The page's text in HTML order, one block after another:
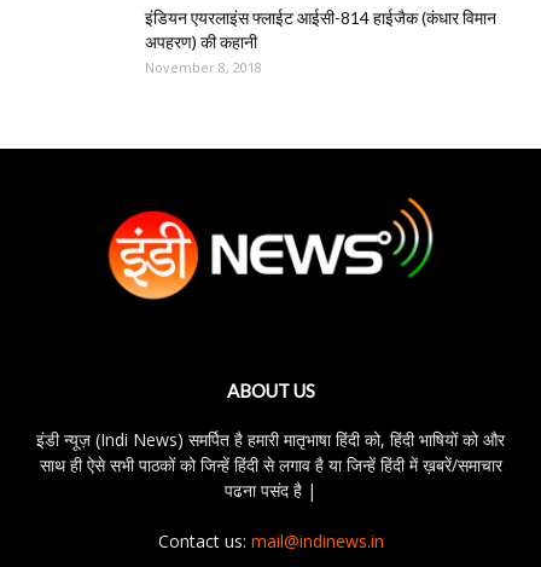
इंडियन एयरलाइंस फ्लाईट आईसी-814 हाईजैक (कंधार विमान
अपहरण) की कहानी
November 8, 2018
ABOUT US
इंडी न्यूज़ (Indi News) समर्पित है हमारी मातृभाषा हिंदी को, हिंदी भाषियों को और
साथ ही ऐसे सभी पाठकों को जिन्हें हिंदी से लगाव है या जिन्हें हिंदी में ख़बरें/समाचार
पढना पसंद है |
Contact us: mail@indinews.in